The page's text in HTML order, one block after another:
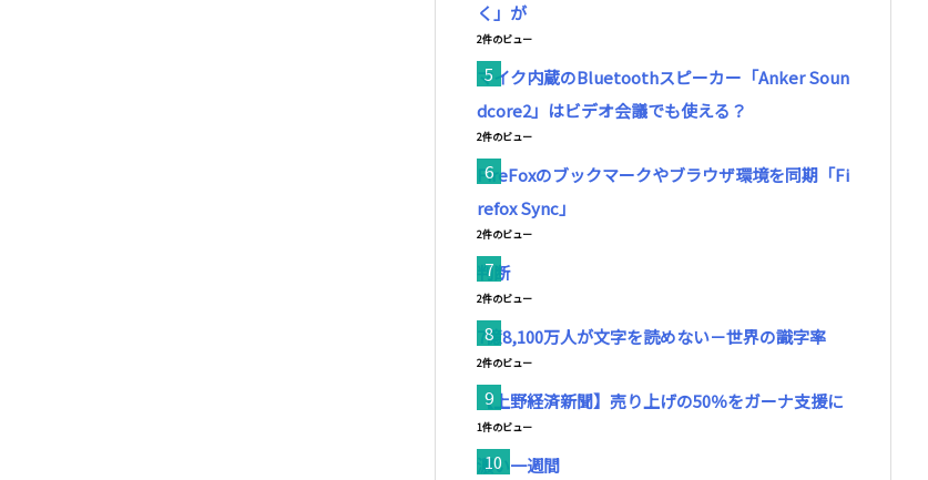
く」が
2件のビュー
マイク内蔵のBluetoothスピーカー「Anker Soun
dcore2」はビデオ会議でも使える？
2件のビュー
FireFoxのブックマークやブラウザ環境を同期「Fi
refox Sync」
2件のビュー
判断
2件のビュー
7億8,100万人が文字を読めない－世界の識字率
2件のビュー
【上野経済新聞】売り上げの50％をガーナ支援に
1件のビュー
濃い一週間